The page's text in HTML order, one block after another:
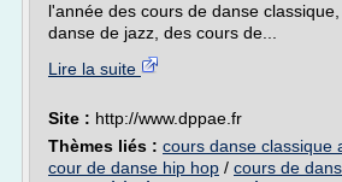
l'année des cours de danse
danse de jazz, des cours de...
Lire la suite
Site : http://www.dppae.fr
Thèmes liés : cours danse classique
cour de danse hip hop / cours de